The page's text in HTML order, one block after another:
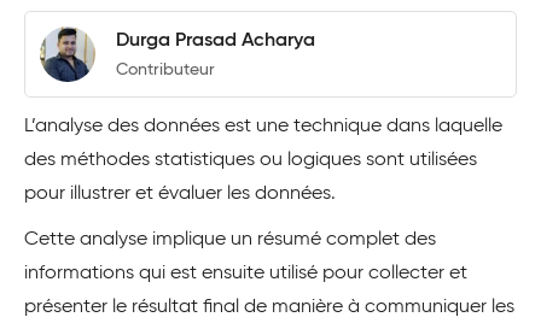
Durga Prasad Acharya
Contributeur
L’analyse des données est une technique dans laquelle
des méthodes statistiques ou logiques sont utilisées
pour illustrer et évaluer les données.
Cette analyse implique un résumé complet des
informations qui est ensuite utilisé pour collecter et
présenter le résultat final de manière à communiquer les